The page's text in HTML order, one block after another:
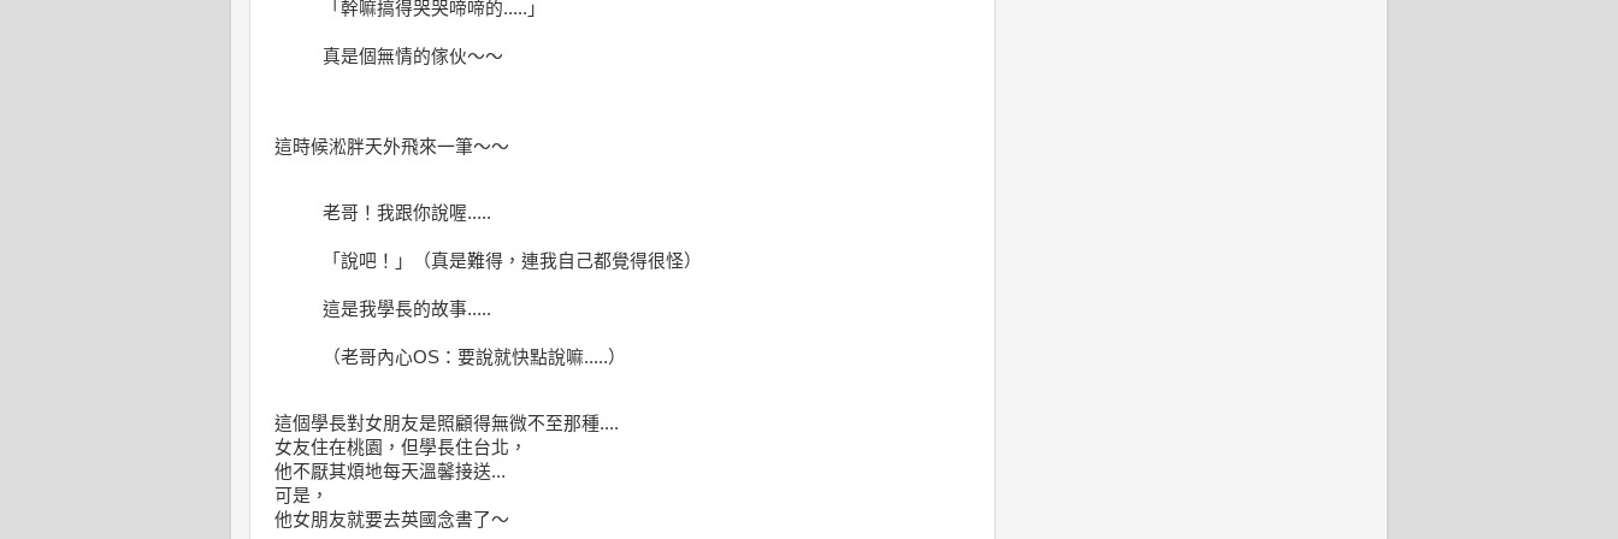
「幹嘛搞得哭哭啼啼的.....」
真是個無情的傢伙～～
這時候淞胖天外飛來一筆～～
老哥！我跟你說喔.....
「說吧！」（真是難得，連我自己都覺得很怪）
這是我學長的故事.....
（老哥內心OS：要說就快點說嘛.....）
這個學長對女朋友是照顧得無微不至那種....
女友住在桃園，但學長住台北，
他不厭其煩地每天溫馨接送...
可是，
他女朋友就要去英國念書了～